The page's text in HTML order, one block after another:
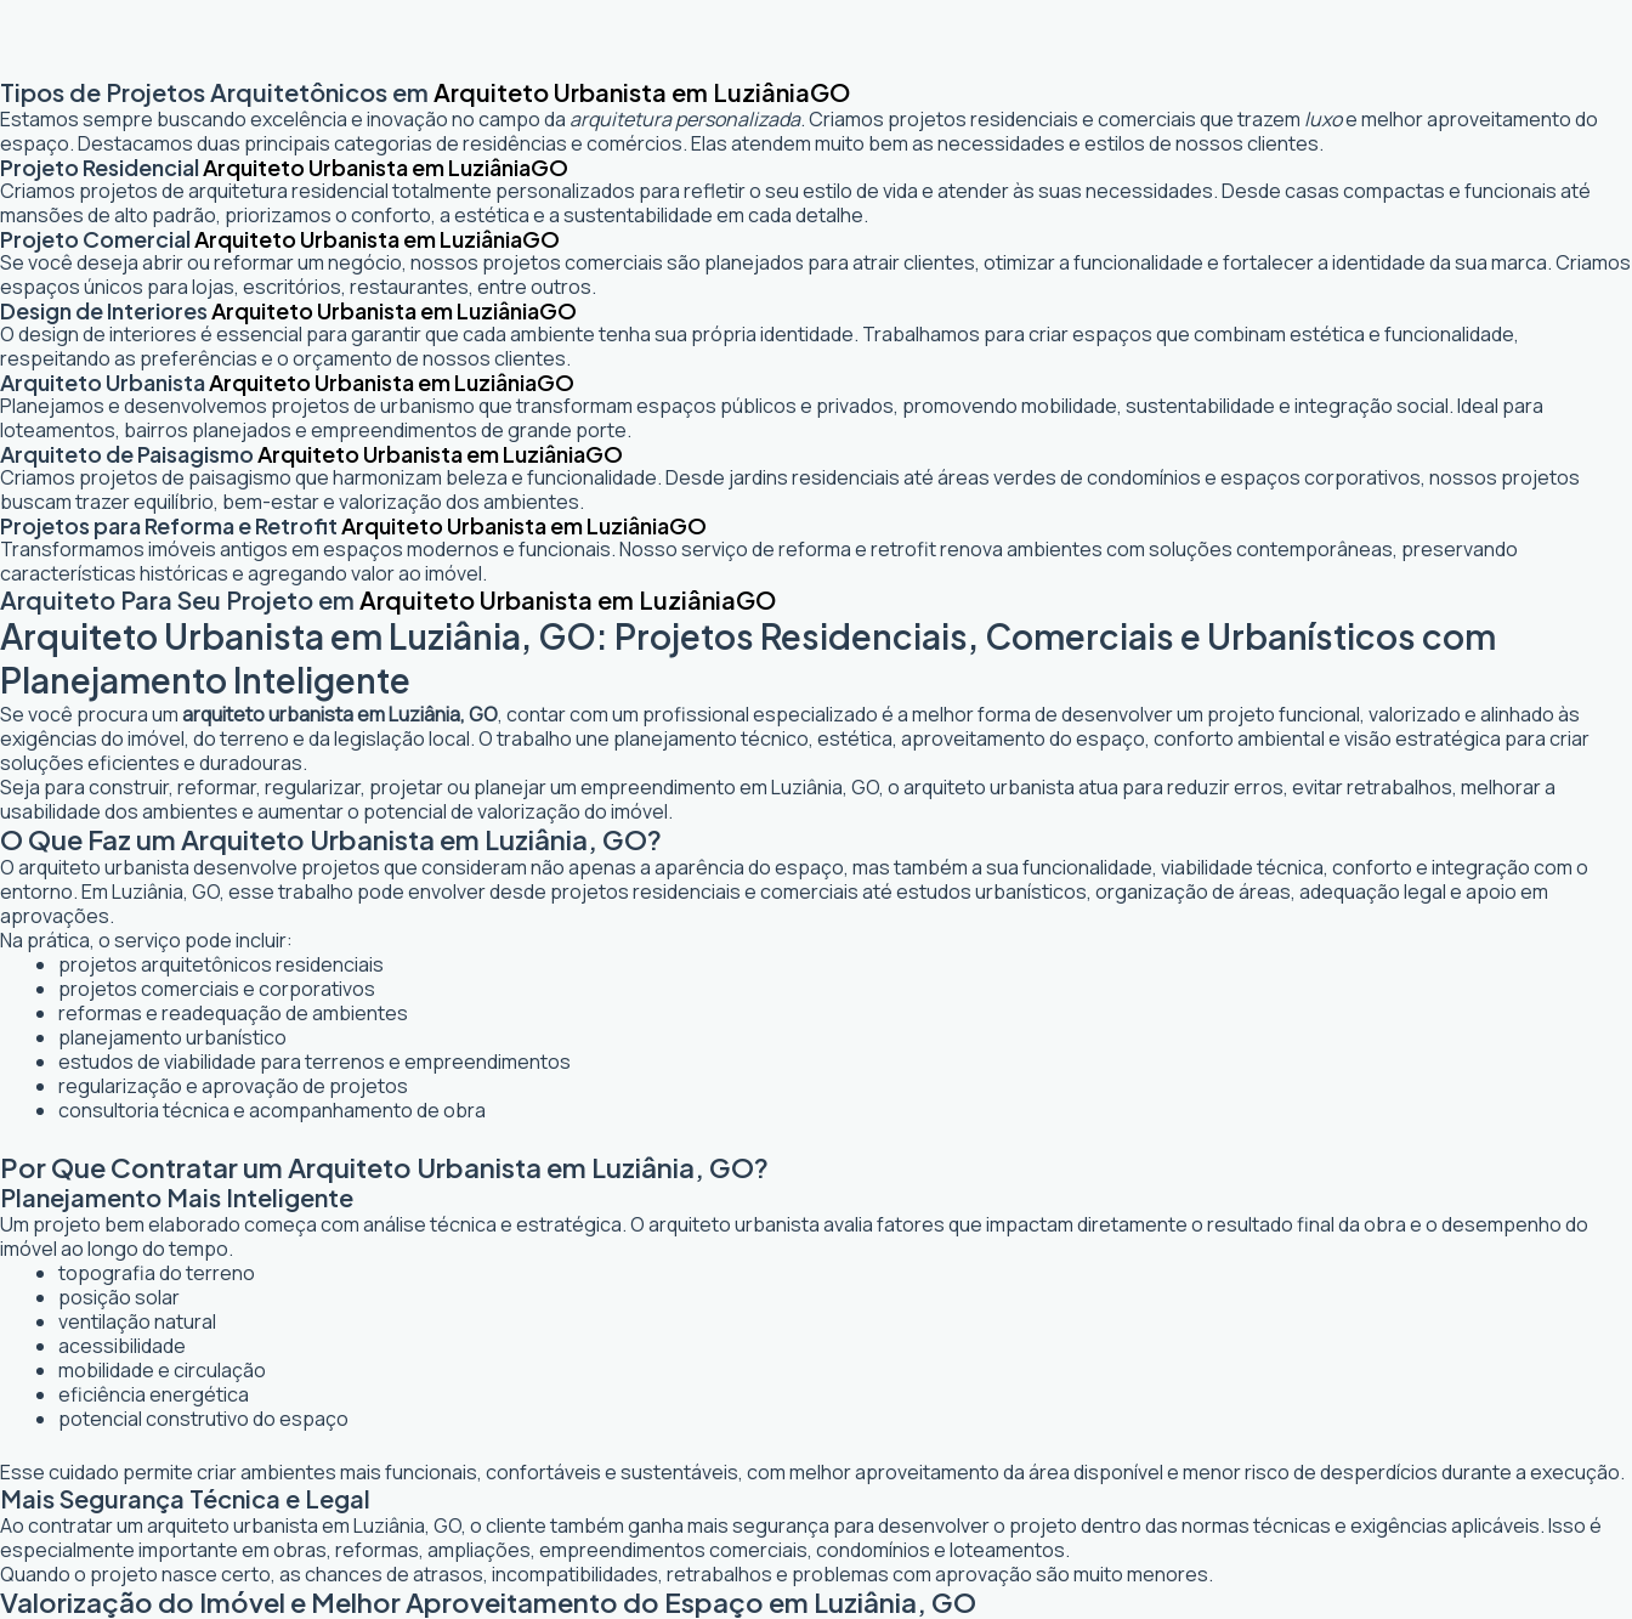
Tipos de Projetos Arquitetônicos em Arquiteto Urbanista em LuziâniaGO
Estamos sempre buscando excelência e inovação no campo da arquitetura personalizada. Criamos projetos residenciais e comerciais que trazem luxoe melhor aproveitamento do
espaço. Destacamos duas principais categorias de residências e comércios. Elas atendem muito bem as necessidades e estilos de nossos clientes.
Projeto ResidencialArquiteto Urbanista em LuziâniaGO
Criamos projetos de arquitetura residencial totalmente personalizados para refletir o seu estilo de vida e atender às suas necessidades. Desde casas compactas e funcionais até
mansões de alto padrão, priorizamos o conforto, a estética e a sustentabilidade em cada detalhe.
Projeto ComercialArquiteto Urbanista em LuziâniaGO
Se você deseja abrir ou reformar um negócio, nossos projetos comerciais são planejados para atrair clientes, otimizar a funcionalidade e fortalecer a identidade da sua marca. Criamos
espaços únicos para lojas, escritórios, restaurantes, entre outros.
Design de InterioresArquiteto Urbanista em LuziâniaGO
O design de interiores é essencial para garantir que cada ambiente tenha sua própria identidade. Trabalhamos para criar espaços que combinam estética e funcionalidade,
respeitando as preferências e o orçamento de nossos clientes.
Arquiteto UrbanistaArquiteto Urbanista em LuziâniaGO
Planejamos e desenvolvemos projetos de urbanismo que transformam espaços públicos e privados, promovendo mobilidade, sustentabilidade e integração social. Ideal para
loteamentos, bairros planejados e empreendimentos de grande porte.
Arquiteto de PaisagismoArquiteto Urbanista em LuziâniaGO
Criamos projetos de paisagismo que harmonizam beleza e funcionalidade. Desde jardins residenciais até áreas verdes de condomínios e espaços corporativos, nossos projetos
buscam trazer equilíbrio, bem-estar e valorização dos ambientes.
Projetos para Reforma e RetrofitArquiteto Urbanista em LuziâniaGO
Transformamos imóveis antigos em espaços modernos e funcionais. Nosso serviço de reforma e retrofit renova ambientes com soluções contemporâneas, preservando
características históricas e agregando valor ao imóvel.
Arquiteto Para Seu Projeto em Arquiteto Urbanista em LuziâniaGO
Arquiteto Urbanista em Luziânia, GO: Projetos Residenciais, Comerciais e Urbanísticos com
Planejamento Inteligente
Se você procura umarquiteto urbanista em Luziânia, GO, contar com um profissional especializado é a melhor forma de desenvolver um projeto funcional, valorizado e alinhado às
exigências do imóvel, do terreno e da legislação local. O trabalho une planejamento técnico, estética, aproveitamento do espaço, conforto ambiental e visão estratégica para criar
soluções eficientes e duradouras.
Seja para construir, reformar, regularizar, projetar ou planejar um empreendimento em Luziânia, GO, o arquiteto urbanista atua para reduzir erros, evitar retrabalhos, melhorar a
usabilidade dos ambientes e aumentar o potencial de valorização do imóvel.
O Que Faz um Arquiteto Urbanista em Luziânia, GO?
O arquiteto urbanista desenvolve projetos que consideram não apenas a aparência do espaço, mas também a sua funcionalidade, viabilidade técnica, conforto e integração com o
entorno. Em Luziânia, GO, esse trabalho pode envolver desde projetos residenciais e comerciais até estudos urbanísticos, organização de áreas, adequação legal e apoio em
aprovações.
Na prática, o serviço pode incluir:
projetos arquitetônicos residenciais
projetos comerciais e corporativos
reformas e readequação de ambientes
planejamento urbanístico
estudos de viabilidade para terrenos e empreendimentos
regularização e aprovação de projetos
consultoria técnica e acompanhamento de obra
Por Que Contratar um Arquiteto Urbanista em Luziânia, GO?
Planejamento Mais Inteligente
Um projeto bem elaborado começa com análise técnica e estratégica. O arquiteto urbanista avalia fatores que impactam diretamente o resultado final da obra e o desempenho do
imóvel ao longo do tempo.
topografia do terreno
posição solar
ventilação natural
acessibilidade
mobilidade e circulação
eficiência energética
potencial construtivo do espaço
Esse cuidado permite criar ambientes mais funcionais, confortáveis e sustentáveis, com melhor aproveitamento da área disponível e menor risco de desperdícios durante a execução.
Mais Segurança Técnica e Legal
Ao contratar um arquiteto urbanista em Luziânia, GO, o cliente também ganha mais segurança para desenvolver o projeto dentro das normas técnicas e exigências aplicáveis. Isso é
especialmente importante em obras, reformas, ampliações, empreendimentos comerciais, condomínios e loteamentos.
Quando o projeto nasce certo, as chances de atrasos, incompatibilidades, retrabalhos e problemas com aprovação são muito menores.
Valorização do Imóvel e Melhor Aproveitamento do Espaço em Luziânia, GO